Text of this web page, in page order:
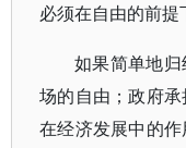
必须在自由的前提
如果简单地
场的自由；政府
在经济发展中的